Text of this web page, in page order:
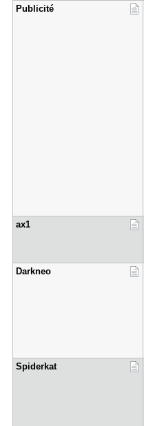
Publicité
ax1
Darkneo
Spiderkat